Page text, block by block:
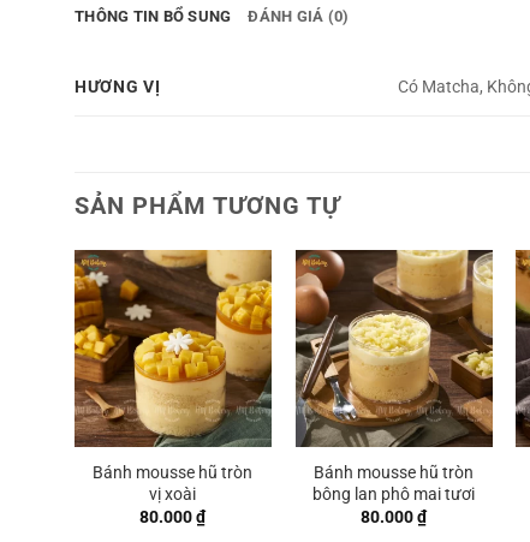
THÔNG TIN BỔ SUNG ĐÁNH GIÁ (0)
HƯƠNG VỊ Có Matcha,
SẢN PHẨM TƯƠNG TỰ
Bánh mousse hũ tròn
vị xoài
80.000₫
Bánh mousse hũ tròn
bông lan phô mai tươi
80.000₫